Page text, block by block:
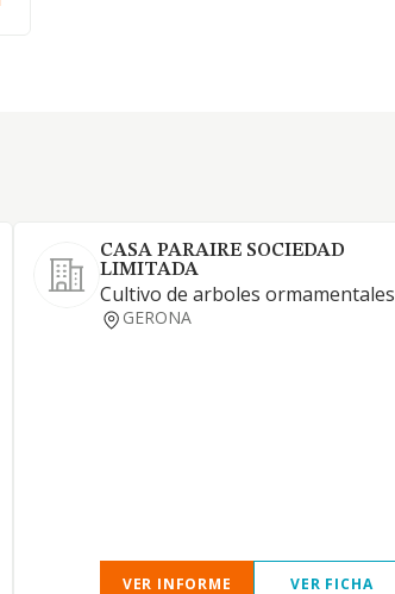
CASA PARAIRE SOCIEDAD
LIMITADA
Cultivo de arboles ormamentales
GERONA
VER INFORME VER FICHA